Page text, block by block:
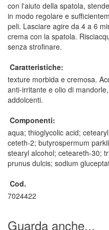
con l'aiuto della spatola,
in modo regolare e
peli. Lasciare agire da 4 a 6
crema con la spatola.
senza strofinare.
Caratteristiche:
texture morbida e cremosa.
anti-irritante e olio di
addolcenti.
Componenti:
aqua; thioglycolic acid;
ceteth-2; butyrospermum
stearyl alcohol; ceteareth-30;
prunus dulcis; sodium
Cod.
7024422
Guarda anche...